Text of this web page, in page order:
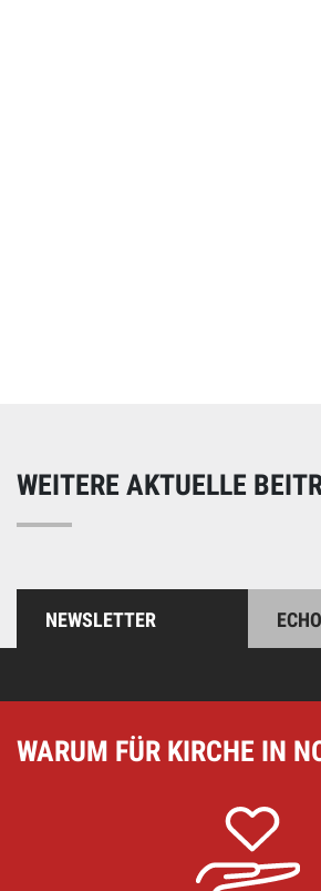
WEITERE AKTUELLE
NEWSLETTER
WARUM FÜR KIRCHE IN